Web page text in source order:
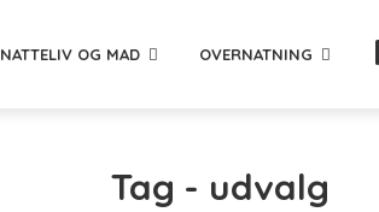
NATTELIV OG MAD OVERNATNING
Tag - udvalg